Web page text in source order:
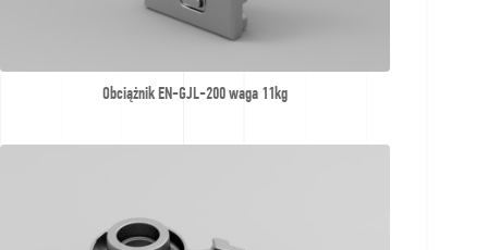
Obciążnik EN-GJL-200 waga 11kg